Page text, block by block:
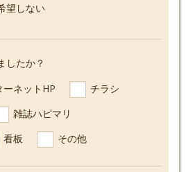
て
い
望しない
したか？
ーネットHP
チラシ
雑誌ハピマリ
看板 その他